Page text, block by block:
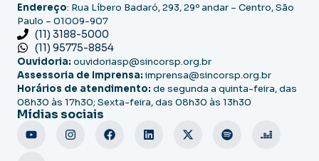
Endereço: Rua Líbero Badaró, 293, 29º andar – Centro, São
Paulo – 01009-907
(11) 3188-5000
(11) 95775-8854
Ouvidoria: ouvidoriasp@sincorsp.org.br
Assessoria de Imprensa: imprensa@sincorsp.org.br
Horários de atendimento: de segunda a quinta-feira, das
08h30 às 17h30; Sexta-feira, das 08h30 às 13h30
Mídias sociais